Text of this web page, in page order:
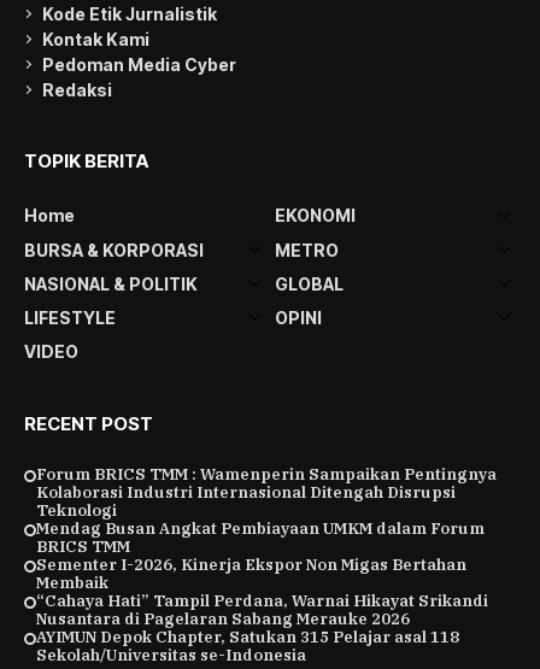
Kode Etik Jurnalistik
Kontak Kami
Pedoman Media Cyber
Redaksi
TOPIK BERITA
Home
EKONOMI
BURSA & KORPORASI
METRO
NASIONAL & POLITIK
GLOBAL
LIFESTYLE
OPINI
VIDEO
RECENT POST
Forum BRICS TMM : Wamenperin Sampaikan Pentingnya
Kolaborasi Industri Internasional Ditengah Disrupsi
Teknologi
Mendag Busan Angkat Pembiayaan UMKM dalam Forum
BRICS TMM
Sementer I-2026, Kinerja Ekspor Non Migas Bertahan
Membaik
“Cahaya Hati” Tampil Perdana, Warnai Hikayat Srikandi
Nusantara di Pagelaran Sabang Merauke 2026
AYIMUN Depok Chapter, Satukan 315 Pelajar asal 118
Sekolah/Universitas se-Indonesia